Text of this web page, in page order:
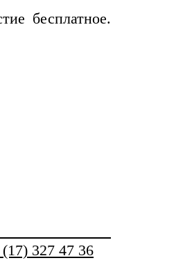
бесплатное.
327 47 36